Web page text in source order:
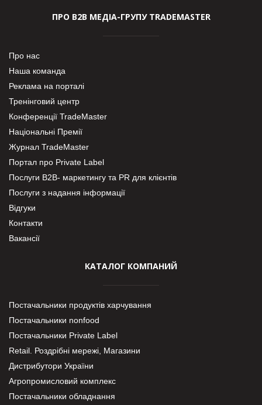
ПРО В2В МЕДІА-ГРУПУ TRADEMASTER
Про нас
Наша команда
Реклама на порталі
Тренінговий центр
Конференції TradeMaster
Національні Премії
Журнал TradeMaster
Портал про Private Label
Послуги В2В- маркетингу та PR для клієнтів
Послуги з надання інформації
Відгуки
Контакти
Вакансії
КАТАЛОГ КОМПАНИЙ
Постачальники продуктів харчування
Постачальники nonfood
Постачальники Private Label
Retail. Роздрібні мережі, Магазини
Дистрибутори України
Агропромисловий комплекс
Постачальники обладнання